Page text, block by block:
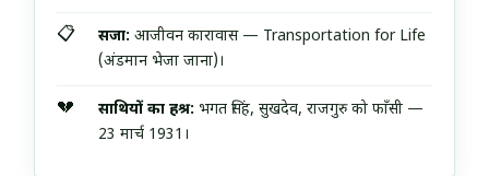
📋 सजा: आजीवन कारावास — Transportation for Life
(अंडमान भेजा जाना)।
💔 साथियों का हश्र: भगत सिंह, सुखदेव, राजगुरु को फाँसी —
23 मार्च 1931।